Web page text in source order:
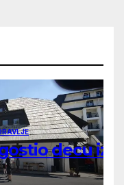
decu iz